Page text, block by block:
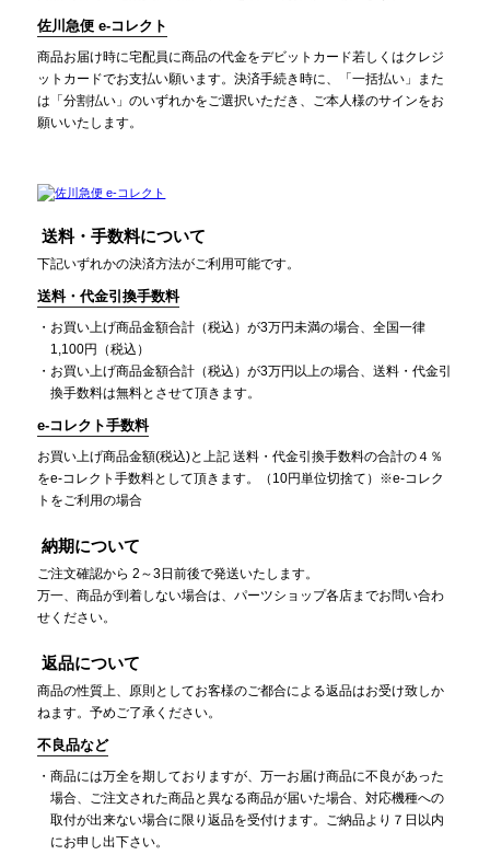
佐川急便 e-コレクト
商品お届け時に宅配員に商品の代金をデビットカード若しくはクレジ
ットカードでお支払い願います。決済手続き時に、「一括払い」また
は「分割払い」のいずれかをご選択いただき、ご本人様のサインをお
願いいたします。
送料・手数料について
下記いずれかの決済方法がご利用可能です。
送料・代金引換手数料
お買い上げ商品金額合計（税込）が3万円未満の場合、全国一律
1,100円（税込）
お買い上げ商品金額合計（税込）が3万円以上の場合、送料・代金引
換手数料は無料とさせて頂きます。
e-コレクト手数料
お買い上げ商品金額(税込)と上記 送料・代金引換手数料の合計の４％
をe-コレクト手数料として頂きます。（10円単位切捨て）※e-コレク
トをご利用の場合
納期について
ご注文確認から 2～3日前後で発送いたします。
万一、商品が到着しない場合は、パーツショップ各店までお問い合わ
せください。
返品について
商品の性質上、原則としてお客様のご都合による返品はお受け致しか
ねます。予めご了承ください。
不良品など
商品には万全を期しておりますが、万一お届け商品に不良があった
場合、ご注文された商品と異なる商品が届いた場合、対応機種への
取付が出来ない場合に限り返品を受付けます。ご納品より７日以内
にお申し出下さい。